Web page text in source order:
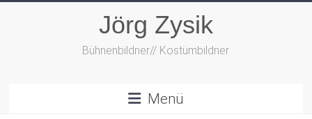
Jörg Zysik
Bühnenbildner// Kostümbildner
Menü